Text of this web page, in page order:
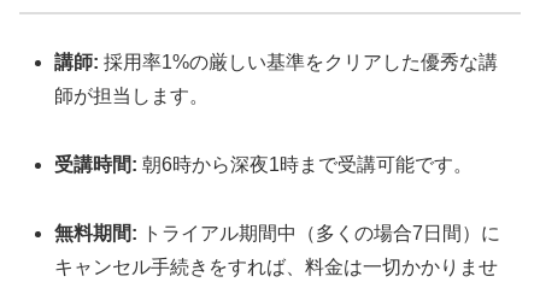
講師: 採用率1%の厳しい基準をクリアした優秀な講
師が担当します。
受講時間: 朝6時から深夜1時まで受講可能です。
無料期間: トライアル期間中（多くの場合7日間）に
キャンセル手続きをすれば、料金は一切かかりませ